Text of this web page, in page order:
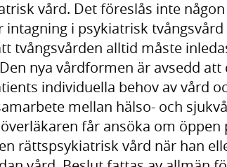
vård. Det föreslås inte
i psykiatrisk
tvångsvården alltid måste
nya vårdformen är avsedd
individuella behov av vård
mellan hälso- och
får ansöka om öppen
rättspsykiatrisk vård när han